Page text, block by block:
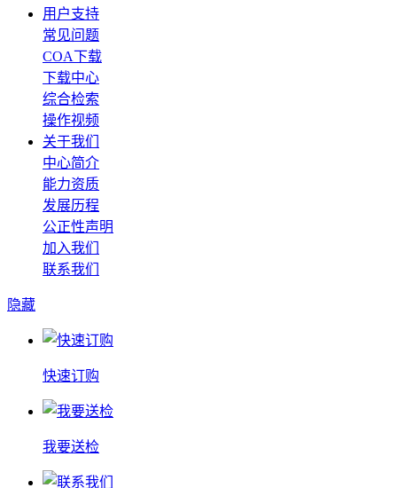
用户支持
常见问题
COA下载
下载中心
综合检索
操作视频
关于我们
中心简介
能力资质
发展历程
公正性声明
加入我们
联系我们
隐藏
快速订购
我要送检